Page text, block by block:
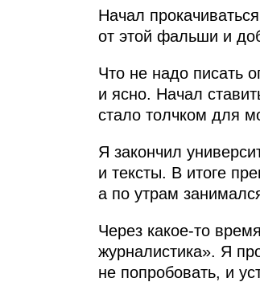
Начал
от этой фальши и
Что не надо писать
и ясно. Начал
стало толчком для
Я закончил
и тексты. В итоге
а по утрам
Через какое-то
журналистика». Я
не попробовать, и